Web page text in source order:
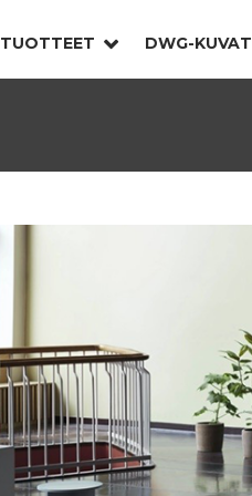
TUOTTEET DWG-KUVAT